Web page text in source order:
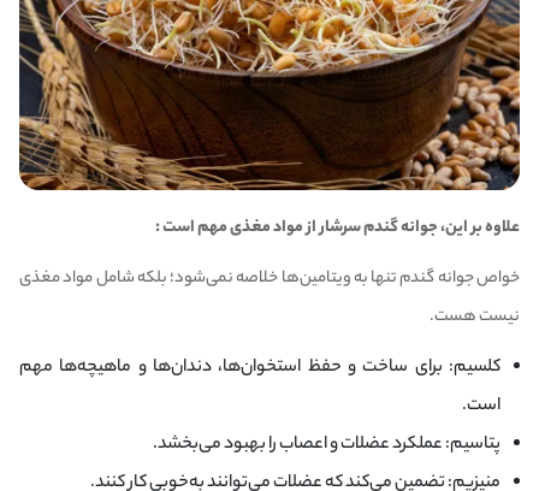
علاوه بر این، جوانه گندم سرشار از مواد مغذی مهم است :
خواص جوانه گندم تنها به ویتامین‌ها خلاصه نمی‌شود؛ بلکه شامل مواد مغذی
نیست هست.
کلسیم: برای ساخت و حفظ استخوان‌ها، دندان‌ها و ماهیچه‌ها مهم
است.
پتاسیم: عملکرد عضلات و اعصاب را بهبود می‌بخشد.
منیزیم: تضمین می‌کند که عضلات می‌توانند به‌خوبی کار کنند.